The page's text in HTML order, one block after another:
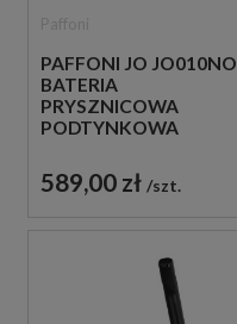
PAFFONI JO JO010NO
BATERIA
PRYSZNICOWA
PODTYNKOWA
CZARNA
589,00 zł szt.